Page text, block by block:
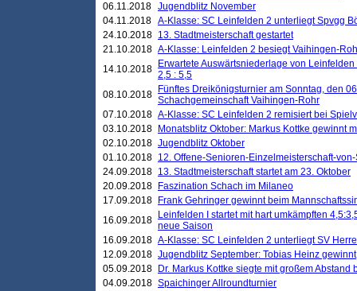
06.11.2018 Jugendblitz November
04.11.2018 A-Klasse: SC Leinfelden 2 unterliegt Spvgg
24.10.2018 13. Stadtmeisterschaft gestartet
21.10.2018 A-Klasse: Leinfelden 2 besiegt Vaihingen-
14.10.2018
Erwartete Auswärtsniederlage von
2,5 : 5,5
08.10.2018
Fünftes Dreikönigsturnier am Sonntag, den
Schachgemeinschaft Vaihingen-Rohr
07.10.2018 A-Klasse: SC Leinfelden 2 remisiert bei
03.10.2018
Monatsblitz Oktober: Markus Kottke gewinnt
02.10.2018 Jugendblitz Oktober
01.10.2018 12. Offene-Senioren-Einzelmeisterschaft-
24.09.2018 13. Stadtmeisterschaft startet am 23. Oktober
20.09.2018
Faszination Schach im Milaneo
17.09.2018
Frank Gehringer gewinnt beim
16.09.2018
Leinfelden I startet mit hart umkämpften
neue Saison
16.09.2018 A-Klasse: SC Leinfelden 2 unterliegt SV
12.09.2018 Jugendblitz September: Tobias Heinz gewinnt
05.09.2018
Dr. Markus Kottke siegte mit großem
04.09.2018 Spaichinger Allroundturnier